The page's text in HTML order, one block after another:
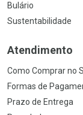
Bulário
Sustentabilidade
Atendimento
Como Comprar no
Formas de
Prazo de Entrega